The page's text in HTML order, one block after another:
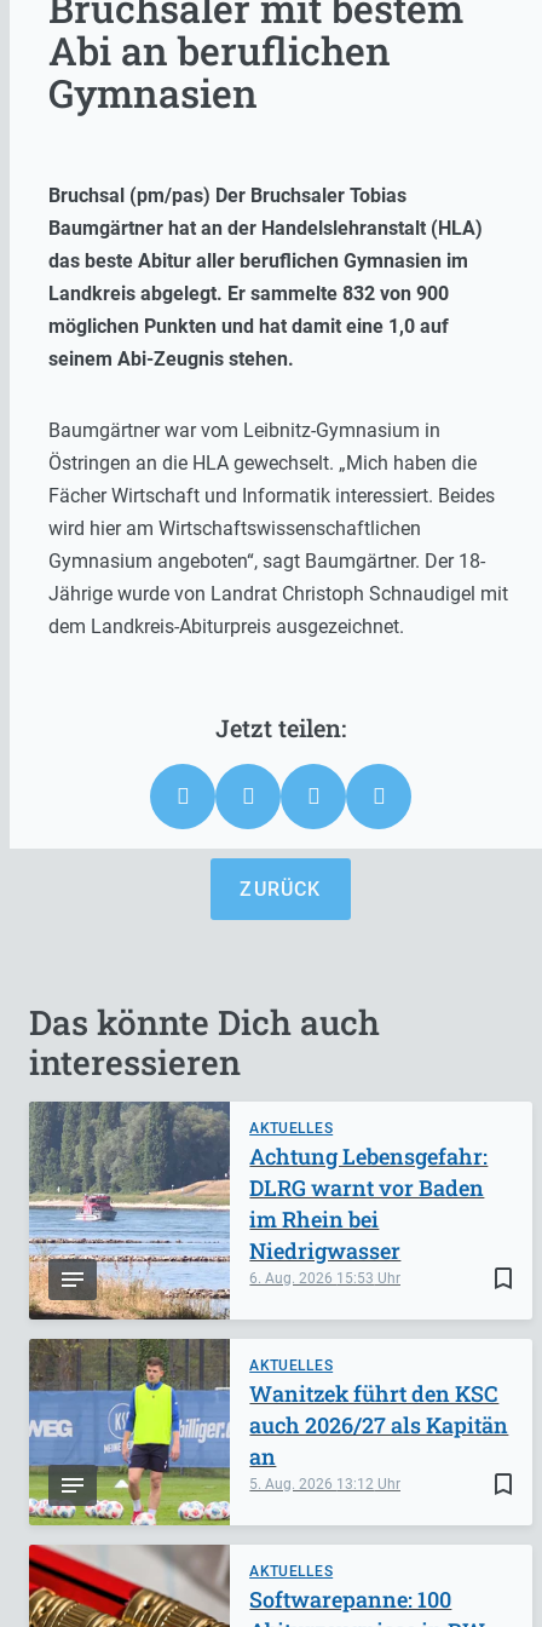
Abi an beruflichen
Gymnasien
Bruchsal (pm/pas) Der Bruchsaler Tobias
Baumgärtner hat an der Handelslehranstalt (HLA)
das beste Abitur aller beruflichen Gymnasien im
Landkreis abgelegt. Er sammelte 832 von 900
möglichen Punkten und hat damit eine 1,0 auf
seinem Abi-Zeugnis stehen.
Baumgärtner war vom Leibnitz-Gymnasium in
Östringen an die HLA gewechselt. „Mich haben die
Fächer Wirtschaft und Informatik interessiert. Beides
wird hier am Wirtschaftswissenschaftlichen
Gymnasium angeboten“, sagt Baumgärtner. Der 18-
Jährige wurde von Landrat Christoph Schnaudigel mit
dem Landkreis-Abiturpreis ausgezeichnet.
ZURÜCK
Das könnte Dich auch
interessieren
AKTUELLES
bookmark_border
6. Aug. 2026 15:53
Achtung Lebensgefahr:
DLRG warnt vor Baden
im Rhein bei
Niedrigwasser
AKTUELLES
bookmark_border
5. Aug. 2026 13:12
Wanitzek führt den KSC
auch 2026/27 als Kapitän
an
AKTUELLES
Softwarepanne: 100